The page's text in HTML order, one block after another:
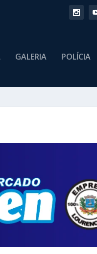
GALERIA POLÍCIA